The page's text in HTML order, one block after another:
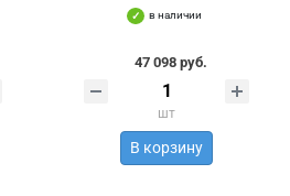
в наличии
47 098 руб.
шт
В корзину